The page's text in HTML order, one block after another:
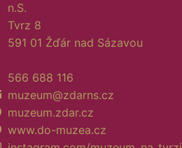
n.S.
Tvrz 8
591 01 Žďár nad Sázavou
566 688 116
muzeum@zdarns.cz
muzeum.zdar.cz
www.do-muzea.cz